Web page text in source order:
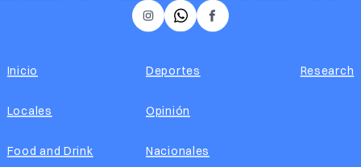
𝕏 Facebook
Instagram
Inicio
Locales
Food and Drink
Deportes
Opinión
Nacionales
Research